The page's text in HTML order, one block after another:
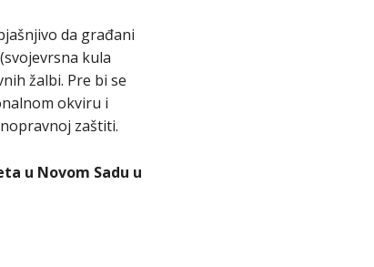
da građani
kula
žalbi. Pre bi se
okviru i
zaštiti.
u Novom Sadu u